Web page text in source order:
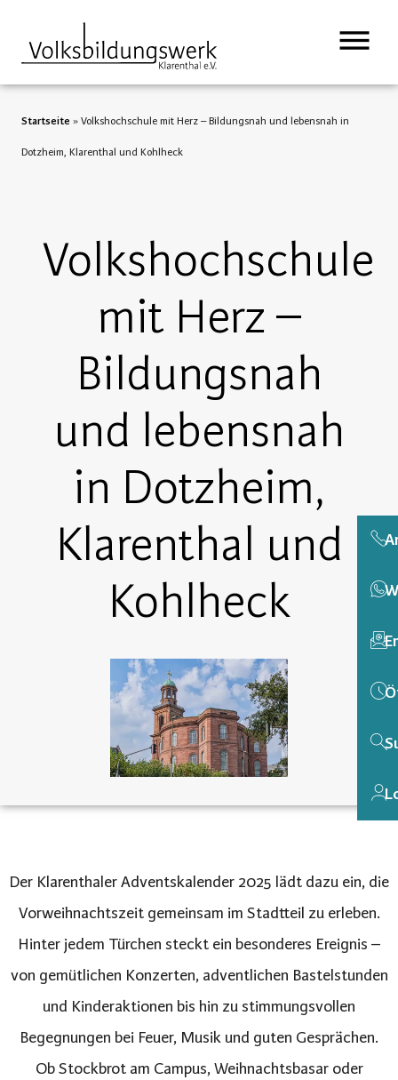
Startseite » Volkshochschule mit Herz – Bildungsnah und lebensnah in
Dotzheim, Klarenthal und Kohlheck
Volkshochschule
mit Herz –
Bildungsnah
und lebensnah
in Dotzheim,
Klarenthal und
Kohlheck
Der Klarenthaler Adventskalender 2025 lädt dazu ein, die
Vorweihnachtszeit gemeinsam im Stadtteil zu erleben.
Hinter jedem Türchen steckt ein besonderes Ereignis –
von gemütlichen Konzerten, adventlichen Bastelstunden
und Kinderaktionen bis hin zu stimmungsvollen
Begegnungen bei Feuer, Musik und guten Gesprächen.
Ob Stockbrot am Campus, Weihnachtsbasar oder